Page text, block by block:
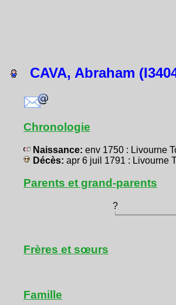
CAVA, Abraham
Chronologie
Naissance: env 1750 : Livourne
Décès: apr 6 juil 1791 : Livourne
Parents et grand-parents
?
Frères et sœurs
Famille